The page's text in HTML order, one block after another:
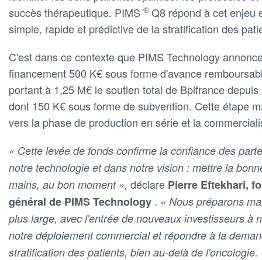
succès thérapeutique. PIMS ® Q8 répond à cet enjeu
simple, rapide et prédictive de la stratification des
C'est dans ce contexte que PIMS Technology
financement 500 K€ sous forme d'avance
portant à 1,25 M€ le soutien total de Bpifrance
dont 150 K€ sous forme de subvention. Cette étape
vers la phase de production en série et la
« Cette levée de fonds confirme la confiance des
notre technologie et dans notre vision : mettre la
mains, au bon moment », déclare Pierre Eftekhari,
général de PIMS Technology . « Nous préparons
plus large, avec l'entrée de nouveaux investisseurs à
notre déploiement commercial et répondre à la
stratification des patients, bien au-delà de l'oncologie.